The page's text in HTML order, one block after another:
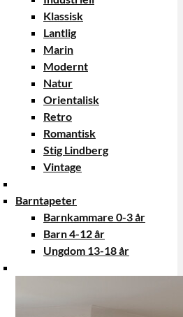
Klassisk
Lantlig
Marin
Modernt
Natur
Orientalisk
Retro
Romantisk
Stig Lindberg
Vintage
Barntapeter
Barnkammare 0-3 år
Barn 4-12 år
Ungdom 13-18 år